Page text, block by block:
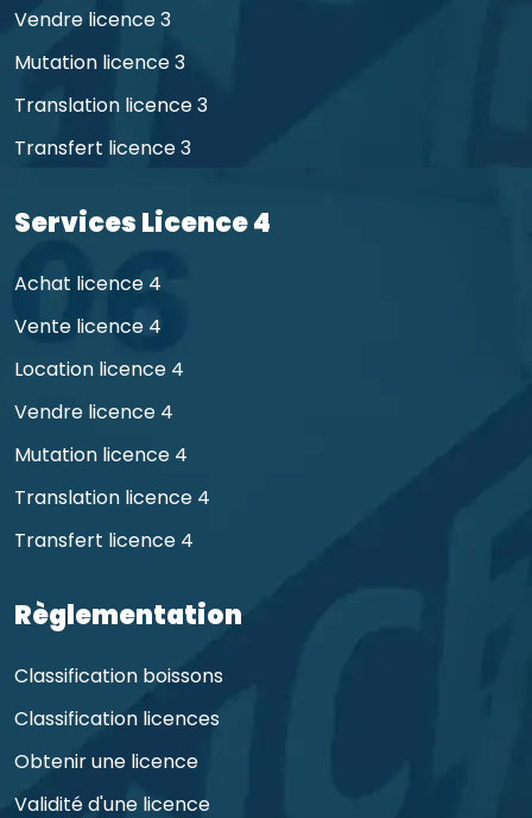
Vendre licence 3
Mutation licence 3
Translation licence 3
Transfert licence 3
Services Licence 4
Achat licence 4
Vente licence 4
Location licence 4
Vendre licence 4
Mutation licence 4
Translation licence 4
Transfert licence 4
Règlementation
Classification boissons
Classification licences
Obtenir une licence
Validité d'une licence